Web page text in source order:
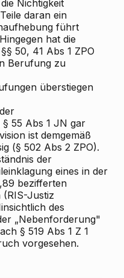
Nichtigkeit
daran ein
führt
hat die
50, 41 Abs 1 ZPO
Berufung zu
überstiegen
55 Abs 1 JN gar
ist demgemäß
(§ 502 Abs 2 ZPO).
der
eines in der
bezifferten
Justiz
des
„Nebenforderung"
§ 519 Abs 1 Z 1
vorgesehen.